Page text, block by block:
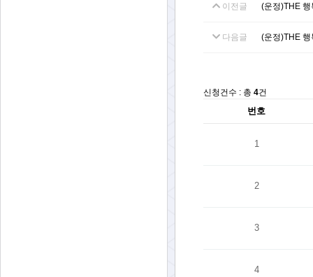
이전글 (운정)THE
다음글 (운정)THE
신청건수 : 총 4건
번호
1
2
3
4